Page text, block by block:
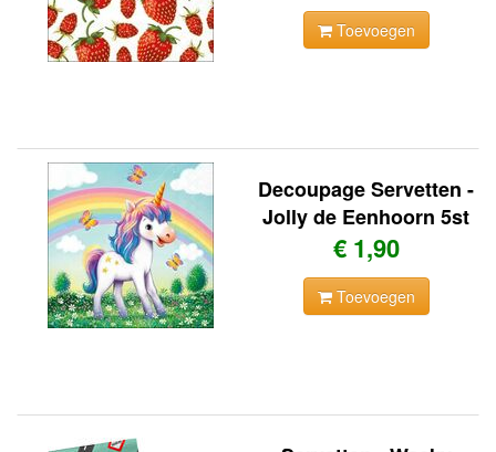
Toevoegen
Decoupage Servetten -
Jolly de Eenhoorn 5st
€ 1,90
Toevoegen